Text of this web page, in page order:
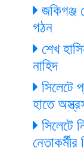
জকিগঞ্জ
গঠন
শেখ
নাহিদ
সিলেটে
হাতে
সিলেটে